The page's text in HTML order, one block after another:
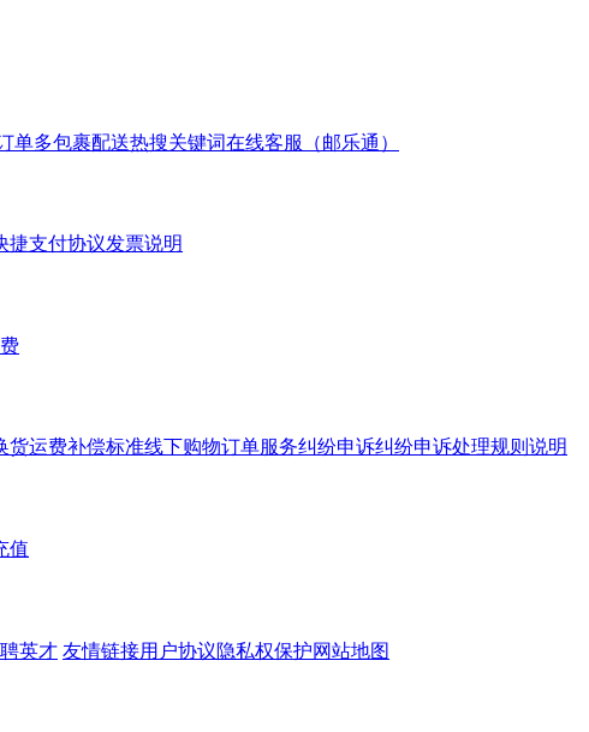
单多包裹配送热搜关键词在线客服（邮乐通）
捷支付协议发票说明
货运费补偿标准线下购物订单服务纠纷申诉纠纷申诉处理规则说明
值
英才 友情链接用户协议隐私权保护网站地图